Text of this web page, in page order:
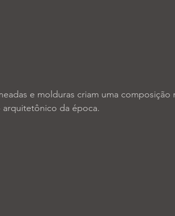
da época.